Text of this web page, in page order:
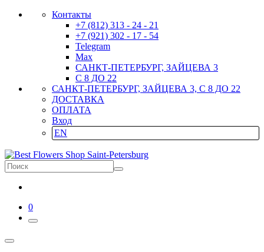
Контакты
+7 (812) 313 - 24 - 21
+7 (921) 302 - 17 - 54
Telegram
Max
САНКТ-ПЕТЕРБУРГ, ЗАЙЦЕВА 3
С 8 ДО 22
САНКТ-ПЕТЕРБУРГ, ЗАЙЦЕВА 3, С 8 ДО 22
ДОСТАВКА
ОПЛАТА
Вход
EN
0